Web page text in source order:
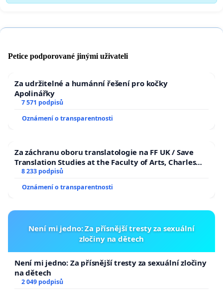
Petice podporované jinými uživateli
Za udržitelné a humánní řešení pro kočky
Apolinářky
7 571 podpisů
Oznámení o transparentnosti
Za záchranu oboru translatologie na FF UK / Save
Translation Studies at the Faculty of Arts, Charles
University
8 233 podpisů
Oznámení o transparentnosti
Není mi jedno: Za přísnější tresty za sexuální
zločiny na dětech
Není mi jedno: Za přísnější tresty za sexuální zločiny
na dětech
2 049 podpisů